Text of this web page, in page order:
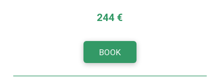
244 €
BOOK